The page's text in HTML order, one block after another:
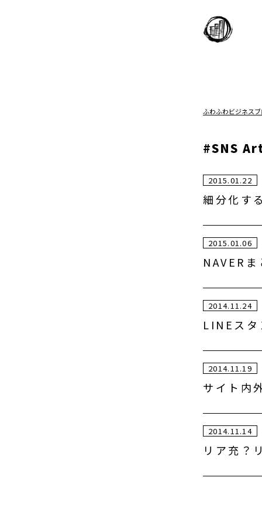
ふわふわビジネス
#SNS
2015.01.22
細分化す
2015.01.06
NAVER
2014.11.24
LINEスタ
2014.11.19
サイト内
2014.11.14
リア充？